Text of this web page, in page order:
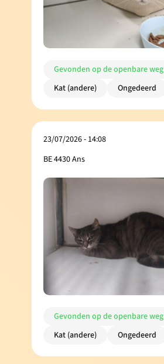
Gevonden op de openbare weg
Kat (andere)
Ongedeerd
23/07/2026 - 14:08
BE 4430 Ans
Gevonden op de openbare weg
Kat (andere)
Ongedeerd